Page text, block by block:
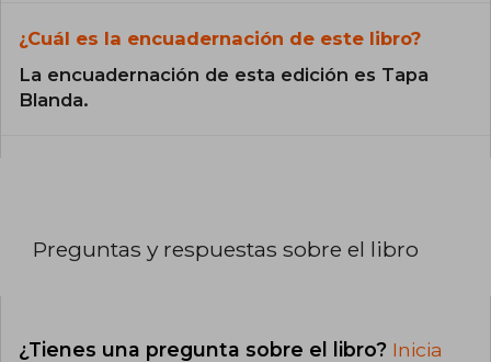
¿Cuál es la encuadernación de este libro?
La encuadernación de esta edición es Tapa
Blanda.
Preguntas y respuestas sobre el libro
¿Tienes una pregunta sobre el libro? Inicia